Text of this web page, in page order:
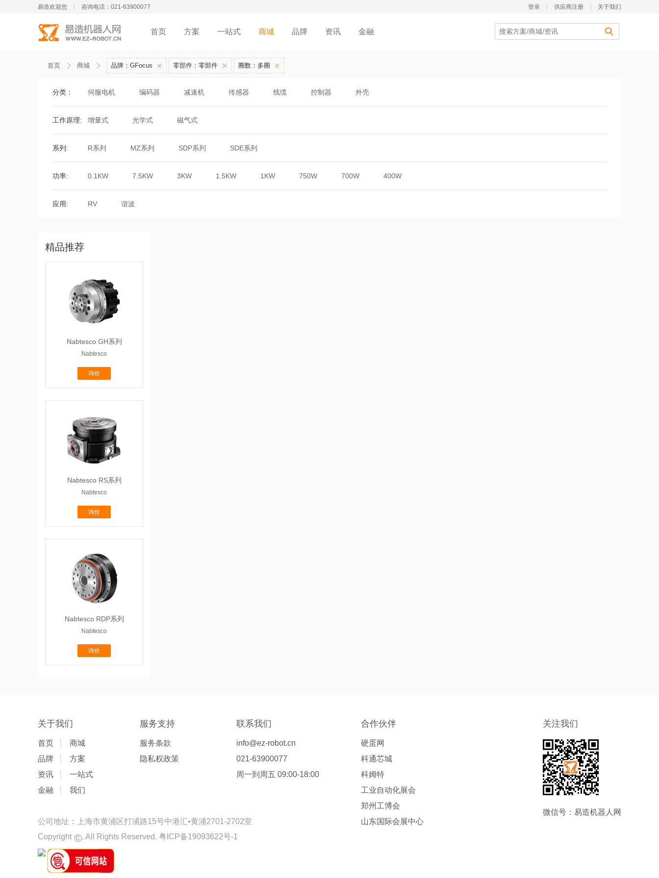
易造欢迎您 咨询电话：021-63900077 关于我们
供应商注册
登录
首页 方案 一站式 商城 品牌 资讯 金融
首页 商城 品牌：GFocus 零部件：零部件 圈数：多圈
分类： 伺服电机 编码器 减速机 传感器 线缆 控制器 外壳
工作原理: 增量式 光学式 磁气式
系列: R系列 MZ系列 SDP系列 SDE系列
功率: 0.1KW 7.5KW 3KW 1.5KW 1KW 750W 700W 400W
应用: RV 谐波
精品推荐
Nabtesco GH系列
Nabtesco
询价
Nabtesco RS系列
Nabtesco
询价
Nabtesco RDP系列
Nabtesco
询价
关于我们
首页
商城
品牌
方案
资讯
一站式
金融
我们
服务支持
服务条款
隐私权政策
联系我们
info@ez-robot.cn
021-63900077
周一到周五 09:00-18:00
合作伙伴
硬蛋网
科通芯城
科姆特
工业自动化展会
郑州工博会
山东国际会展中心
关注我们
微信号：易造机器人网
公司地址：上海市黄浦区打浦路15号中港汇•黄浦2701-2702室
Copyright ©. All Rights Reserved. 粤ICP备19093622号-1